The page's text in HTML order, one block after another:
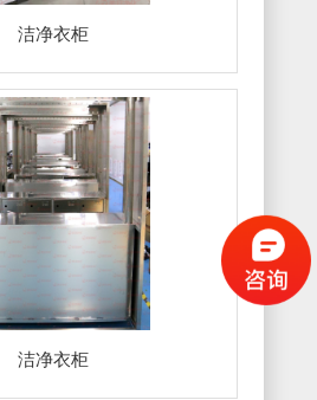
洁净衣柜
洁净衣柜